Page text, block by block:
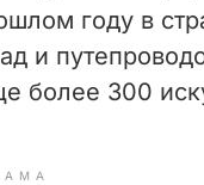
году в
и
более 300